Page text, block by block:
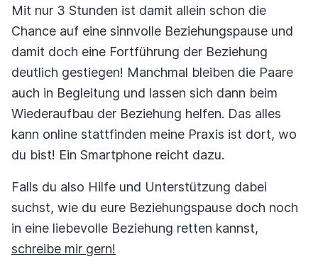
Mit nur 3 Stunden ist damit allein schon die
Chance auf eine sinnvolle Beziehungspause und
damit doch eine Fortführung der Beziehung
deutlich gestiegen! Manchmal bleiben die Paare
auch in Begleitung und lassen sich dann beim
Wiederaufbau der Beziehung helfen. Das alles
kann online stattfinden meine Praxis ist dort, wo
du bist! Ein Smartphone reicht dazu.
Falls du also Hilfe und Unterstützung dabei
suchst, wie du eure Beziehungspause doch noch
in eine liebevolle Beziehung retten kannst,
schreibe mir gern!